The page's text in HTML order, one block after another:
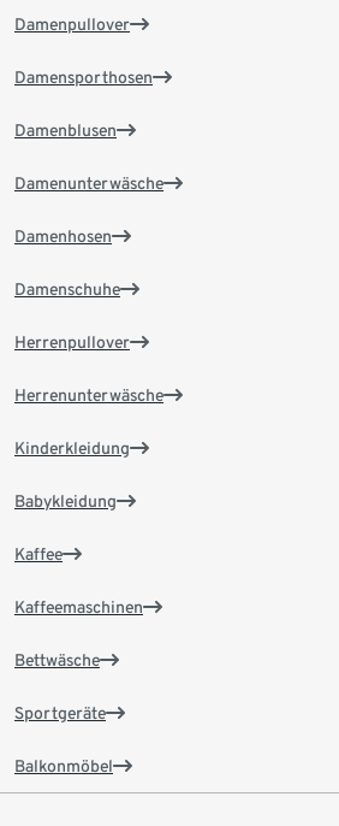
Damenpullover
Damensporthosen
Damenblusen
Damenunterwäsche
Damenhosen
Damenschuhe
Herrenpullover
Herrenunterwäsche
Kinderkleidung
Babykleidung
Kaffee
Kaffeemaschinen
Bettwäsche
Sportgeräte
Balkonmöbel